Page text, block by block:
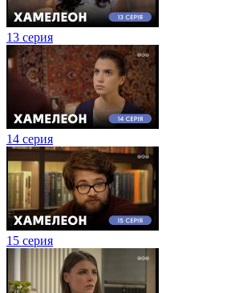
13 серия
14 серия
15 серия